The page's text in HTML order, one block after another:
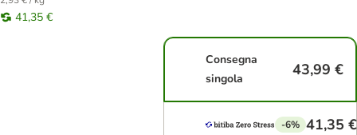
41,35 €
Consegna
singola
43,99 €
-6% 41,35 €